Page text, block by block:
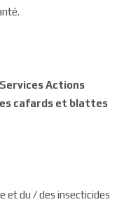
Actions
cafards et blattes
et du / des insecticides